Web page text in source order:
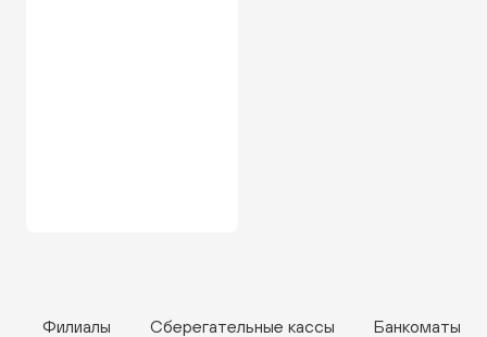
Филиалы Сберегательные кассы Банкоматы